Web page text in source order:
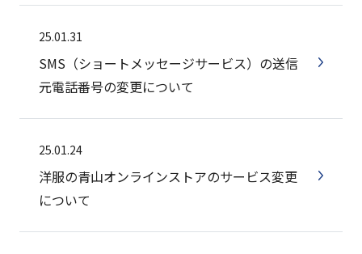
25.01.31
SMS（ショートメッセージサービス）の送信
元電話番号の変更について
25.01.24
洋服の青山オンラインストアのサービス変更
について